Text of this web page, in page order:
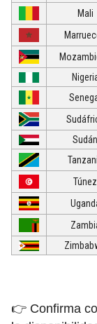
Mali
Sudán
Túnez
👉 Confirma